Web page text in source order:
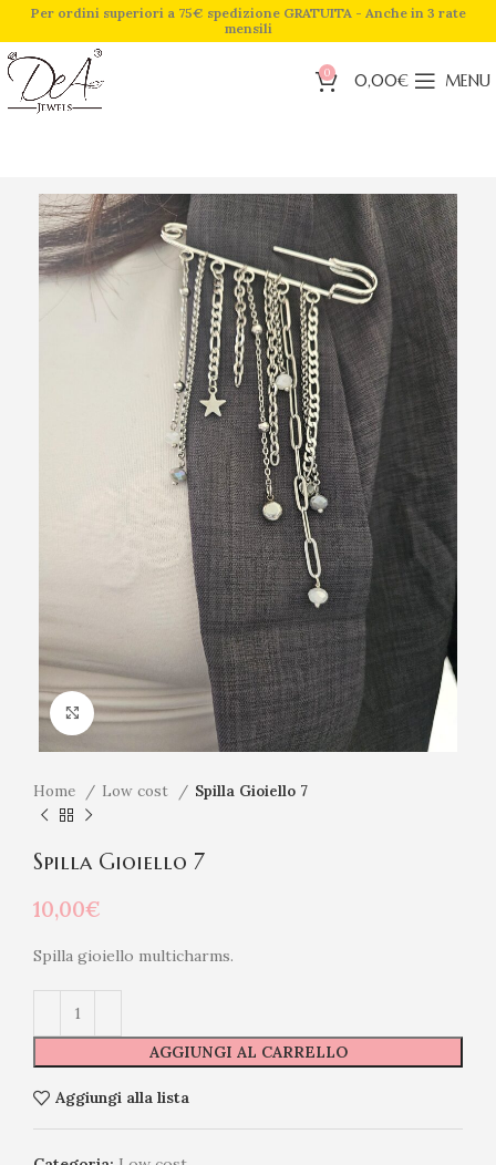
Per ordini superiori a 75€ spedizione GRATUITA - Anche in 3 rate
mensili
0 0,00€ MENU
Click to enlarge
Home Low cost Spilla Gioiello 7
Spilla Gioiello 7
10,00€
Spilla gioiello multicharms.
AGGIUNGI AL CARRELLO
Aggiungi alla lista